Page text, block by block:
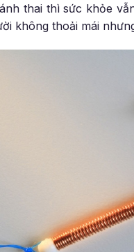
thai thì sức khỏe
không thoải mái